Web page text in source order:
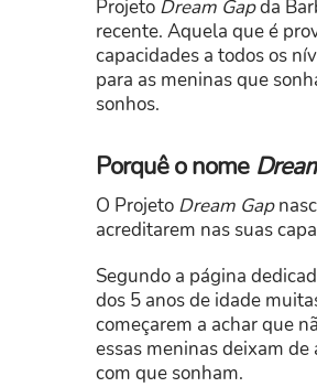
Projeto Dream Gapda
recente. Aquela que é
capacidades a todos os
para as meninas que
sonhos.
Porquê o nome
O Projeto Dream Gap
acreditarem nas suas
Segundo a página
dos 5 anos de idade
começarem a achar que
essas meninas deixam
com que sonham.